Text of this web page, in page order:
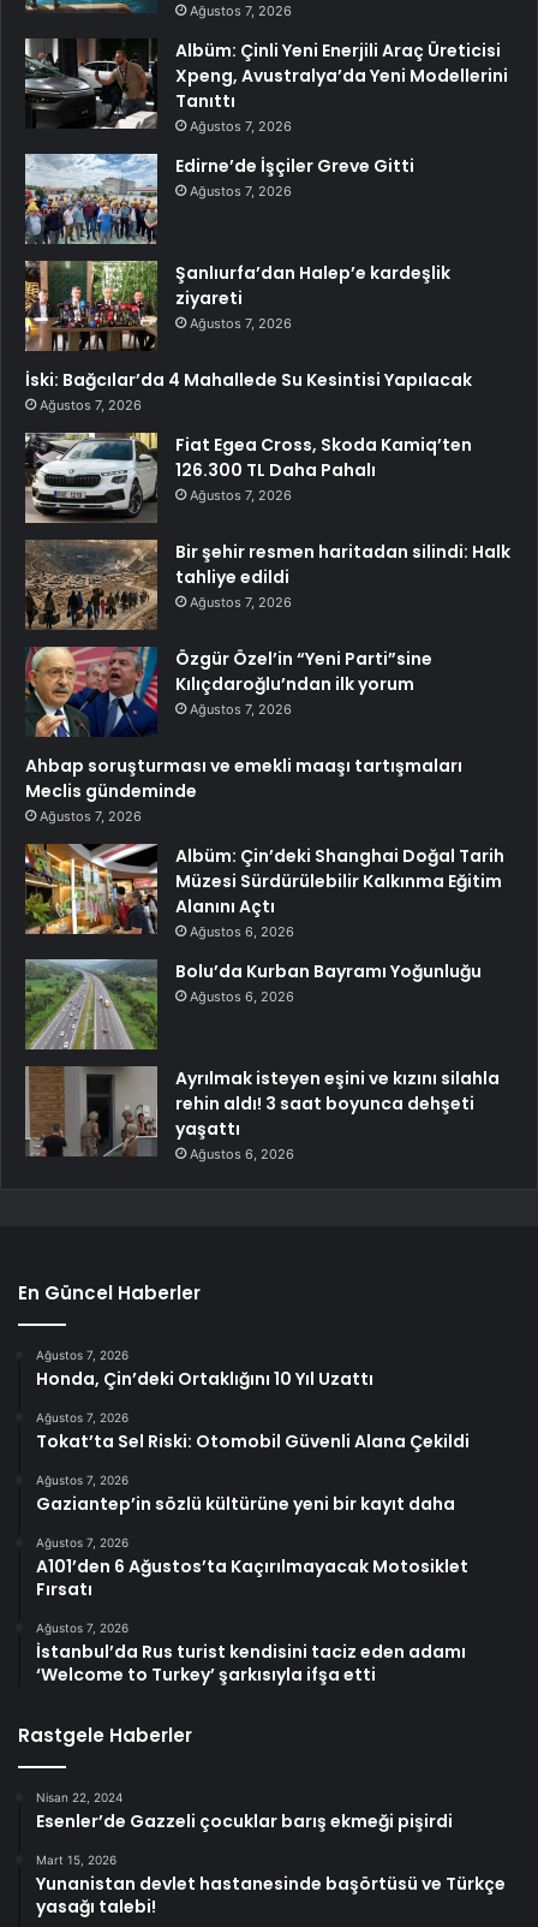
Ağustos 7, 2026
Albüm: Çinli Yeni Enerjili Araç Üreticisi
Xpeng, Avustralya’da Yeni Modellerini
Tanıttı
Ağustos 7, 2026
Edirne’de İşçiler Greve Gitti
Ağustos 7, 2026
Şanlıurfa’dan Halep’e kardeşlik
ziyareti
Ağustos 7, 2026
İski: Bağcılar’da 4 Mahallede Su Kesintisi Yapılacak
Ağustos 7, 2026
Fiat Egea Cross, Skoda Kamiq’ten
126.300 TL Daha Pahalı
Ağustos 7, 2026
Bir şehir resmen haritadan silindi: Halk
tahliye edildi
Ağustos 7, 2026
Özgür Özel’in “Yeni Parti”sine
Kılıçdaroğlu’ndan ilk yorum
Ağustos 7, 2026
Ahbap soruşturması ve emekli maaşı tartışmaları
Meclis gündeminde
Ağustos 7, 2026
Albüm: Çin’deki Shanghai Doğal Tarih
Müzesi Sürdürülebilir Kalkınma Eğitim
Alanını Açtı
Ağustos 6, 2026
Bolu’da Kurban Bayramı Yoğunluğu
Ağustos 6, 2026
Ayrılmak isteyen eşini ve kızını silahla
rehin aldı! 3 saat boyunca dehşeti
yaşattı
Ağustos 6, 2026
En Güncel Haberler
Ağustos 7, 2026
Honda, Çin’deki Ortaklığını 10 Yıl Uzattı
Ağustos 7, 2026
Tokat’ta Sel Riski: Otomobil Güvenli Alana Çekildi
Ağustos 7, 2026
Gaziantep’in sözlü kültürüne yeni bir kayıt daha
Ağustos 7, 2026
A101’den 6 Ağustos’ta Kaçırılmayacak Motosiklet
Fırsatı
Ağustos 7, 2026
İstanbul’da Rus turist kendisini taciz eden adamı
‘Welcome to Turkey’ şarkısıyla ifşa etti
Rastgele Haberler
Nisan 22, 2024
Esenler’de Gazzeli çocuklar barış ekmeği pişirdi
Mart 15, 2026
Yunanistan devlet hastanesinde başörtüsü ve Türkçe
yasağı talebi!